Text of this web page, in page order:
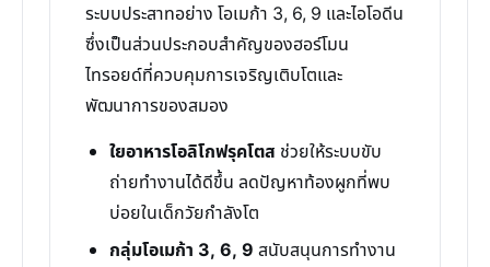
ระบบประสาทอย่าง โอเมก้า 3, 6, 9 และไอโอดีน
ซึ่งเป็นส่วนประกอบสำคัญของฮอร์โมน
ไทรอยด์ที่ควบคุมการเจริญเติบโตและ
พัฒนาการของสมอง
ใยอาหารโอลิโกฟรุคโตส ช่วยให้ระบบขับ
ถ่ายทำงานได้ดีขึ้น ลดปัญหาท้องผูกที่พบ
บ่อยในเด็กวัยกำลังโต
กลุ่มโอเมก้า 3, 6, 9 สนับสนุนการทำงาน